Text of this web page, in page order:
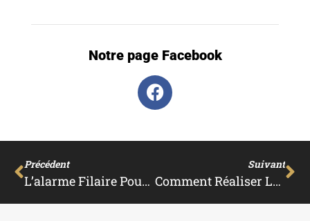
Notre page Facebook
Précédent
L’alarme Filaire Pour Maison : Avantages, Inconvénients Et Coûts – Guide Complet Pour Bien Choisir
Suivant
Comment Réaliser Le Plan De Situation D’un Terrain : Guide Complet Pour Propriétaires Et Acheteurs